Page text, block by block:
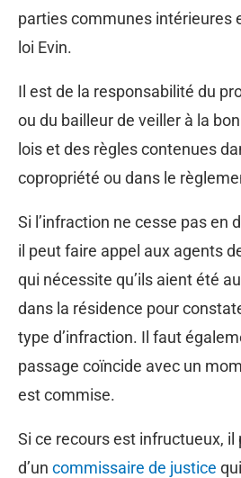
parties communes intérieures
loi Evin.
Il est de la responsabilité du
ou du bailleur de veiller à la
lois et des règles contenues
copropriété ou dans le
Si l’infraction ne cesse pas en
il peut faire appel aux agents
qui nécessite qu’ils aient été
dans la résidence pour
type d’infraction. Il faut
passage coïncide avec un
est commise.
Si ce recours est infructueux,
d’un commissaire de justice